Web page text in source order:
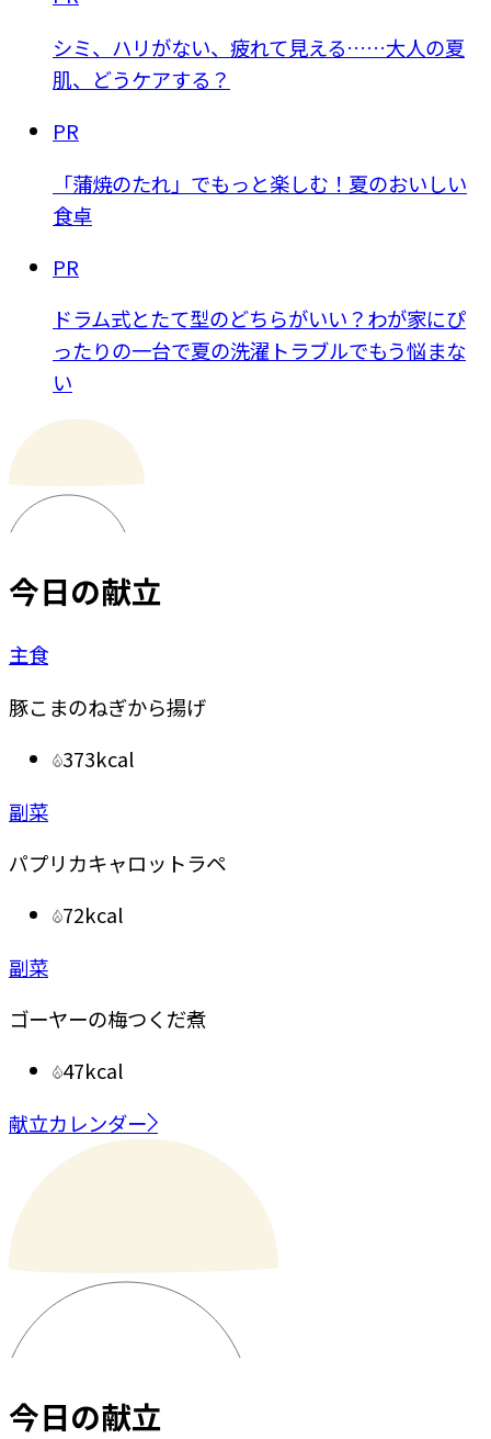
シミ、ハリがない、疲れて見える……大人の夏
肌、どうケアする？
PR
「蒲焼のたれ」でもっと楽しむ！夏のおいしい
食卓
PR
ドラム式とたて型のどちらがいい？わが家にぴ
ったりの一台で夏の洗濯トラブルでもう悩まな
い
今日の献立
主食
豚こまのねぎから揚げ
373kcal
副菜
パプリカキャロットラペ
72kcal
副菜
ゴーヤーの梅つくだ煮
47kcal
献立カレンダー
今日の献立